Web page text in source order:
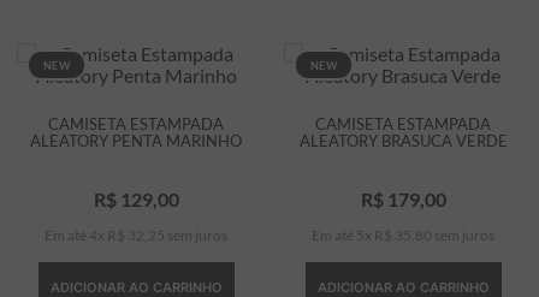
NEW
CAMISETA ESTAMPADA
ALEATORY PENTA MARINHO
R$ 129, 00
Em até 4 x R$ 32 25 sem juros
ADICIONAR AO CARRINHO
NEW
CAMISETA ESTAMPADA
ALEATORY BRASUCA VERDE
R$ 179, 00
Em até 5 x R$ 35 80 sem juros
ADICIONAR AO CARRINHO